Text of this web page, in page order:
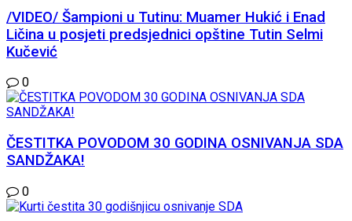
/VIDEO/ Šampioni u Tutinu: Muamer Hukić i Enad
Ličina u posjeti predsjednici opštine Tutin Selmi
Kučević
0
ČESTITKA POVODOM 30 GODINA OSNIVANJA SDA
SANDŽAKA!
0